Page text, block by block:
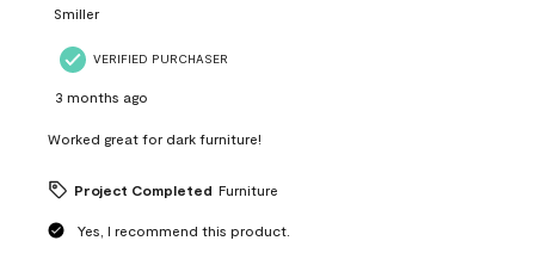
Smiller
VERIFIED PURCHASER
3 months ago
Worked great for dark furniture!
Project Completed Furniture
Yes, I recommend this product.